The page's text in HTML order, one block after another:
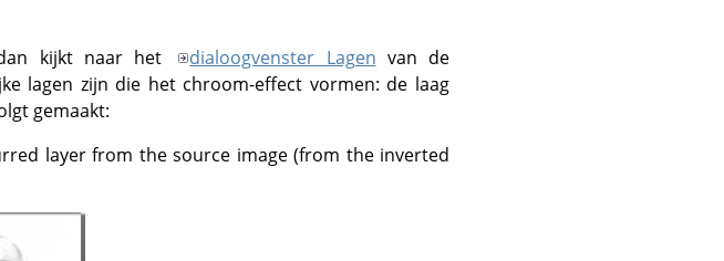
kijkt naar het
dialoogvenster Lagen van de
lagen zijn die het chroom-effect vormen: de laag
gemaakt:
layer from the source image (from the inverted